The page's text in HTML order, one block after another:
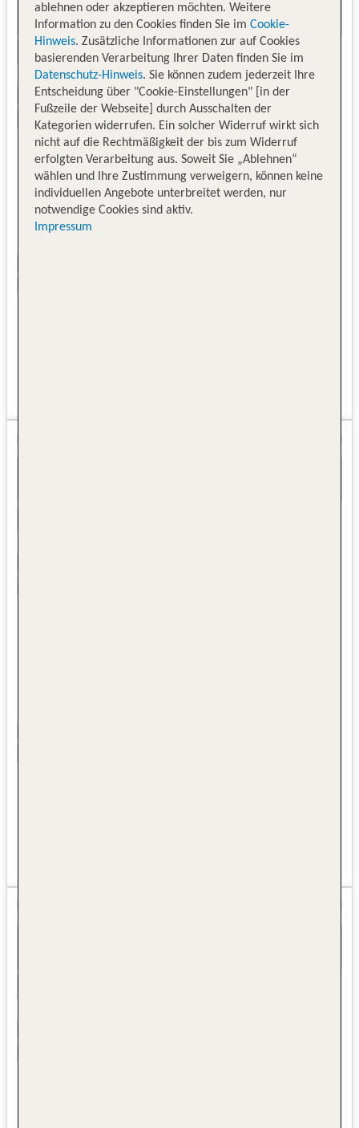
ablehnen oder akzeptieren möchten. Weitere
Information zu den Cookies finden Sie im Cookie-
Hinweis. Zusätzliche Informationen zur auf Cookies
basierenden Verarbeitung Ihrer Daten finden Sie im
Datenschutz-Hinweis. Sie können zudem jederzeit Ihre
Entscheidung über "Cookie-Einstellungen" [in der
Fußzeile der Webseite] durch Ausschalten der
Kategorien widerrufen. Ein solcher Widerruf wirkt sich
nicht auf die Rechtmäßigkeit der bis zum Widerruf
erfolgten Verarbeitung aus. Soweit Sie „Ablehnen“
wählen und Ihre Zustimmung verweigern, können keine
individuellen Angebote unterbreitet werden, nur
notwendige Cookies sind aktiv.
Impressum